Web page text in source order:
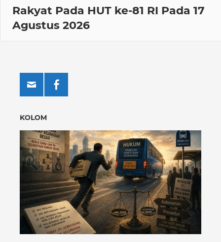
Rakyat Pada HUT ke-81 RI Pada 17
Agustus 2026
KOLOM